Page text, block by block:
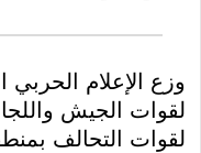
وزع الإعلام الحربي
لقوات الجيش
لقوات التحالف